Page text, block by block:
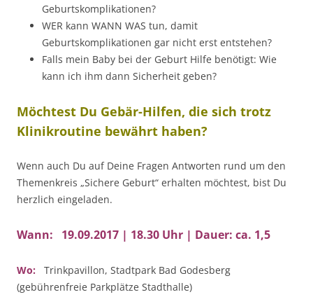
Geburtskomplikationen?
WER kann WANN WAS tun, damit
Geburtskomplikationen gar nicht erst entstehen?
Falls mein Baby bei der Geburt Hilfe benötigt: Wie
kann ich ihm dann Sicherheit geben?
Möchtest Du Gebär-Hilfen, die sich trotz
Klinikroutine bewährt haben?
Wenn auch Du auf Deine Fragen Antworten rund um den
Themenkreis „Sichere Geburt“ erhalten möchtest, bist Du
herzlich eingeladen.
Wann: 19.09.2017 | 18.30 Uhr | Dauer: ca. 1,5
Wo: Trinkpavillon, Stadtpark Bad Godesberg
(gebührenfreie Parkplätze Stadthalle)